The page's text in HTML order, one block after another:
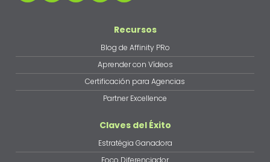
Recursos
Blog de Affinity PRo
Aprender con Vídeos
Certificación para Agencias
Partner Excellence
Claves del Éxito
Estratégia Ganadora